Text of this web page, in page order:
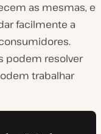
as mesmas, e
facilmente a
podem resolver
trabalhar